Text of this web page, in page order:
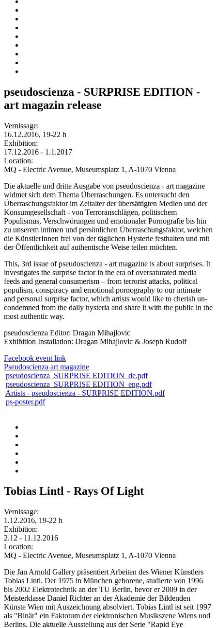
pseudoscienza - SURPRISE EDITION -
art magazin release
Vernissage:
16.12.2016, 19-22 h
Exhibition:
17.12.2016 - 1.1.2017
Location:
MQ - Electric Avenue, Museumsplatz 1, A-1070 Vienna
Die aktuelle und dritte Ausgabe von pseudoscienza - art magazine
widmet sich dem Thema Überraschungen. Es untersucht den
Überraschungsfaktor im Zeitalter der übersättigten Medien und der
Konsumgesellschaft - von Terroranschlägen, politischem
Populismus, Verschwörungen und emotionaler Pornografie bis hin
zu unserem intimen und persönlichen Überraschungsfaktor, welchen
die KünstlerInnen frei von der täglichen Hysterie festhalten und mit
der Öffentlichkeit auf authentische Weise teilen möchten.
This, 3rd issue of pseudoscienza - art magazine is about surprises. It
investigates the surprise factor in the era of oversaturated media
feeds and general consumerism – from terrorist attacks, political
populism, conspiracy and emotional pornography to our intimate
and personal surprise factor, which artists would like to cherish un-
condemned from the daily hysteria and share it with the public in the
most authentic way.
pseudoscienza Editor: Dragan Mihajlovic
Exhibition Installation: Dragan Mihajlovic & Joseph Rudolf
Facebook event link
Pseudoscienza art magazine
pseudoscienza_SURPRISE EDITION_de.pdf
pseudoscienza_SURPRISE EDITION_eng.pdf
Artists - pseudoscienza - SURPRISE EDITION.pdf
ps-poster.pdf
Tobias Lintl - Rays Of Light
Vernissage:
1.12.2016, 19-22 h
Exhibition:
2.12 - 11.12.2016
Location:
MQ - Electric Avenue, Museumsplatz 1, A-1070 Vienna
Die Jan Arnold Gallery präsentiert Arbeiten des Wiener Künstlers
Tobias Lintl. Der 1975 in München geborene, studierte von 1996
bis 2002 Elektrotechnik an der TU Berlin, bevor er 2009 in der
Meisterklasse Daniel Richter an der Akademie der Bildenden
Künste Wien mit Auszeichnung absolviert. Tobias Lintl ist seit 1997
als "Binär" ein Faktotum der elektronischen Musikszene Wiens und
Berlins. Die aktuelle Ausstellung aus der Serie "Rapid Eye